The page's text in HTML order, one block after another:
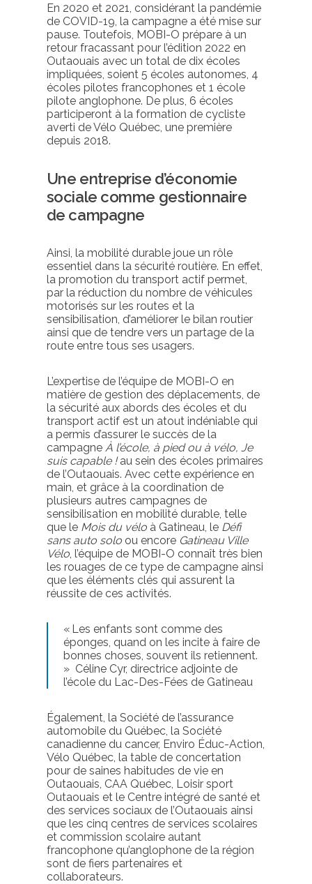
En 2020 et 2021, considérant la pandémie
de COVID-19, la campagne a été mise sur
pause. Toutefois, MOBI-O prépare à un
retour fracassant pour l’édition 2022 en
Outaouais avec un total de dix écoles
impliquées, soient 5 écoles autonomes, 4
écoles pilotes francophones et 1 école
pilote anglophone. De plus, 6 écoles
participeront à la formation de cycliste
averti de Vélo Québec, une première
depuis 2018.
Une entreprise d’économie
sociale comme gestionnaire
de campagne
Ainsi, la mobilité durable joue un rôle
essentiel dans la sécurité routière. En effet,
la promotion du transport actif permet,
par la réduction du nombre de véhicules
motorisés sur les routes et la
sensibilisation, d’améliorer le bilan routier
ainsi que de tendre vers un partage de la
route entre tous ses usagers.
L’expertise de l’équipe de MOBI-O en
matière de gestion des déplacements, de
la sécurité aux abords des écoles et du
transport actif est un atout indéniable qui
a permis d’assurer le succès de la
campagne À l’école, à pied ou à vélo, Je
suis capable !au sein des écoles primaires
de l’Outaouais. Avec cette expérience en
main, et grâce à la coordination de
plusieurs autres campagnes de
sensibilisation en mobilité durable, telle
que le Mois du véloà Gatineau, le Défi
sans auto soloou encore Gatineau Ville
Vélo, l’équipe de MOBI-O connaît très bien
les rouages de ce type de campagne ainsi
que les éléments clés qui assurent la
réussite de ces activités.
« Les enfants sont comme des
éponges, quand on les incite à faire de
bonnes choses, souvent ils retiennent.
»Céline Cyr, directrice adjointe de
l’école du Lac-Des-Fées de Gatineau
Également, la Société de l’assurance
automobile du Québec, la Société
canadienne du cancer, Enviro Éduc-Action,
Vélo Québec, la table de concertation
pour de saines habitudes de vie en
Outaouais, CAA Québec, Loisir sport
Outaouais et le Centre intégré de santé et
des services sociaux de l’Outaouais ainsi
que les cinq centres de services scolaires
et commission scolaire autant
francophone qu’anglophone de la région
sont de fiers partenaires et
collaborateurs.